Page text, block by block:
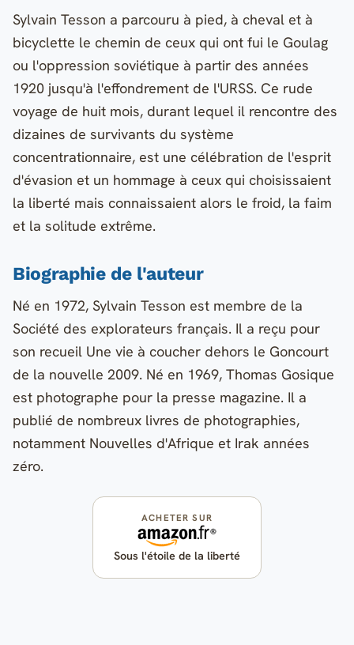
Sylvain Tesson a parcouru à pied, à cheval et à
bicyclette le chemin de ceux qui ont fui le Goulag
ou l'oppression soviétique à partir des années
1920 jusqu'à l'effondrement de l'URSS. Ce rude
voyage de huit mois, durant lequel il rencontre des
dizaines de survivants du système
concentrationnaire, est une célébration de l'esprit
d'évasion et un hommage à ceux qui choisissaient
la liberté mais connaissaient alors le froid, la faim
et la solitude extrême.
Biographie de l'auteur
Né en 1972, Sylvain Tesson est membre de la
Société des explorateurs français. Il a reçu pour
son recueil Une vie à coucher dehors le Goncourt
de la nouvelle 2009. Né en 1969, Thomas Gosique
est photographe pour la presse magazine. Il a
publié de nombreux livres de photographies,
notamment Nouvelles d'Afrique et Irak années
zéro.
ACHETER SUR
Sous l'étoile de la liberté